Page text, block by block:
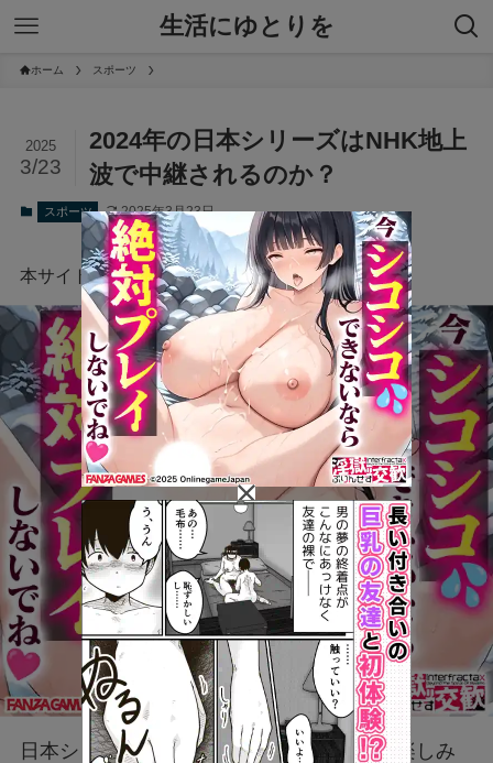
生活にゆとりを
ホーム スポーツ
2024年の日本シリーズはNHK地上
波で中継されるのか？
2025
3/23
スポーツ 2025年3月23日
本サイトにはプロモーションが含まれています。
日本シリーズは、毎年多くの野球ファンが楽しみ